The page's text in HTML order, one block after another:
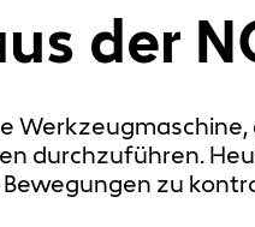
der
durchzuführen.
zu